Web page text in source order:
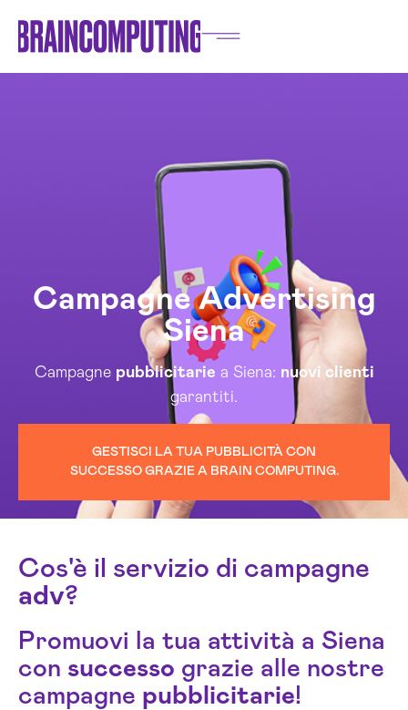
Campagne Advertising
Siena
Campagne pubblicitarie a Siena: nuovi clienti
garantiti.
GESTISCI LA TUA PUBBLICITÀ CON
SUCCESSO GRAZIE A BRAIN COMPUTING.
Cos'è il servizio di campagne
adv?
Promuovi la tua attività a Siena
con successo grazie alle nostre
campagne pubblicitarie!